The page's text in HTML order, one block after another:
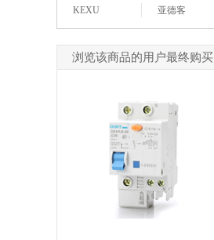
KEXU 亚德客
浏览该商品的用户最终购买